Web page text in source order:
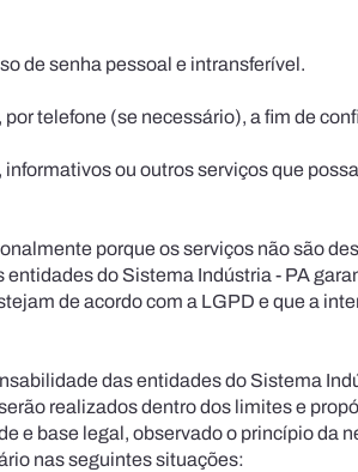
de senha pessoal e intransferível.
telefone (se necessário), a fim de
ou outros serviços que
porque os servi­ços não são
do Sistema Indústria - PA
de acordo com a LGPD e que a
das entidades do Sistema
realizados dentro dos limites e
e base legal, observado o princípio da
nas seguintes situações: